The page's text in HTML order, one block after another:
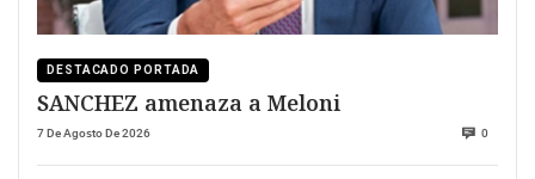
DESTACADO PORTADA
SANCHEZ amenaza a Meloni
7 De Agosto De 2026 0